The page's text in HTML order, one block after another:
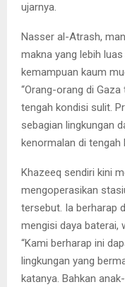
ujarnya.
Nasser al-Atrash,
makna yang lebih
kemampuan kaum
“Orang-orang di
tengah kondisi sulit.
sebagian lingkungan
kenormalan di tengah
Khazeeq sendiri kini
mengoperasikan
tersebut. Ia berharap
mengisi daya baterai,
“Kami berharap ini
lingkungan yang
katanya. Bahkan